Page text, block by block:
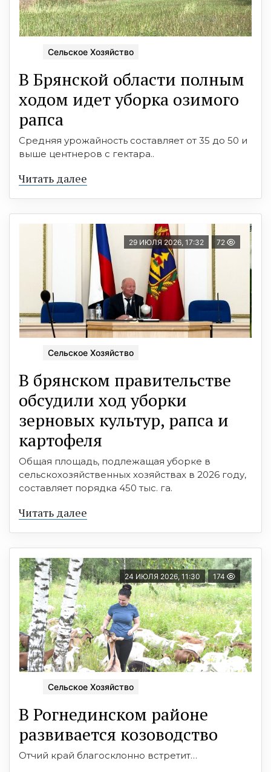
Сельское Хозяйство
В Брянской области полным
ходом идет уборка озимого
рапса
Средняя урожайность составляет от 35 до 50 и
выше центнеров с гектара..
Читать далее
29 ИЮЛЯ 2026, 17:32 72
Сельское Хозяйство
В брянском правительстве
обсудили ход уборки
зерновых культур, рапса и
картофеля
Общая площадь, подлежащая уборке в
сельскохозяйственных хозяйствах в 2026 году,
составляет порядка 450 тыс. га.
Читать далее
24 ИЮЛЯ 2026, 11:30 174
Сельское Хозяйство
В Рогнединском районе
развивается козоводство
Отчий край благосклонно встретит…